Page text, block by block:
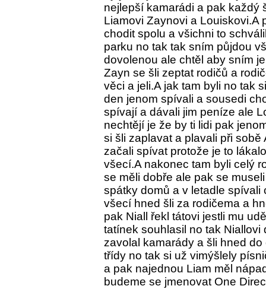
nejlepší kamarádi a pak každý
Liamovi Zaynovi a Louiskovi.A
chodit spolu a všichni to
parku no tak tak sním půjdou
dovolenou ale chtěl aby sním
Zayn se šli zeptat rodičů a
věci a jeli.A jak tam byli no tak
den jenom spívali a sousedi
spívají a dávali jim peníze ale
nechtějí je že by ti lidi pak
si šli zaplavat a plavali při
začali spívat protože je to
všecí.A nakonec tam byli celý
se měli dobře ale pak se
spátky domů a v letadle spívali
všecí hned šli za rodičema a
pak Niall řekl tátovi jestli mu
tatínek souhlasil no tak
zavolal kamarády a šli hned
třídy no tak si už vimýšlely
a pak najednou Liam měl
budeme se jmenovat One